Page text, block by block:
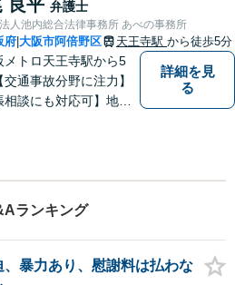
に注力！！
良平 弁護士
人池内総合法律事務所 あべの事務所
府 大阪市阿倍野区 天王寺駅 から徒歩5分
メトロ天王寺駅から5
通事故分野に注力】
相談にも対応可】地元
法律サービスを提供い
す。お気軽にご相談く
。
詳細を見
る
ランキング
暴力あり、慰謝料は払わな